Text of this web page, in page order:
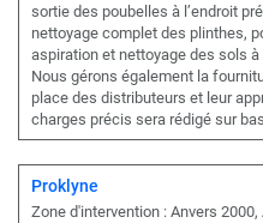
sortie des poubelles à l’endroit
nettoyage complet des plinthes,
aspiration et nettoyage des sols à
Nous gérons également la
place des distributeurs et leur
charges précis sera rédigé sur
Proklyne
Zone d'intervention : Anvers 2000,